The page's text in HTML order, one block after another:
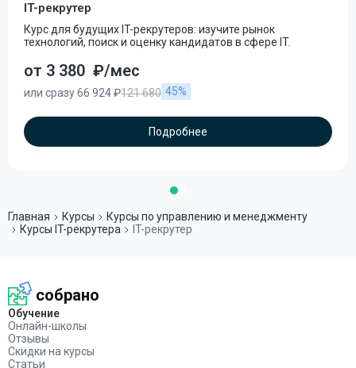
IT-рекрутер
Курс для будущих IT-рекрутеров: изучите рынок
технологий, поиск и оценку кандидатов в сфере IT.
от 3 380 ₽/мес
или сразу 66 924 ₽121 680 45%
Подробнее
Главная Курсы
Курсы по управлению и менеджменту
Курсы IT-рекрутера
IT-рекрутер
собрано
Обучение
Онлайн-школы
Отзывы
Скидки на курсы
Статьи